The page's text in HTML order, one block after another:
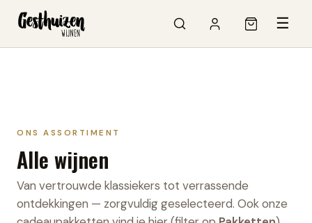
☰
ONS ASSORTIMENT
Alle wijnen
Van vertrouwde klassiekers tot verrassende
ontdekkingen — zorgvuldig geselecteerd. Ook onze